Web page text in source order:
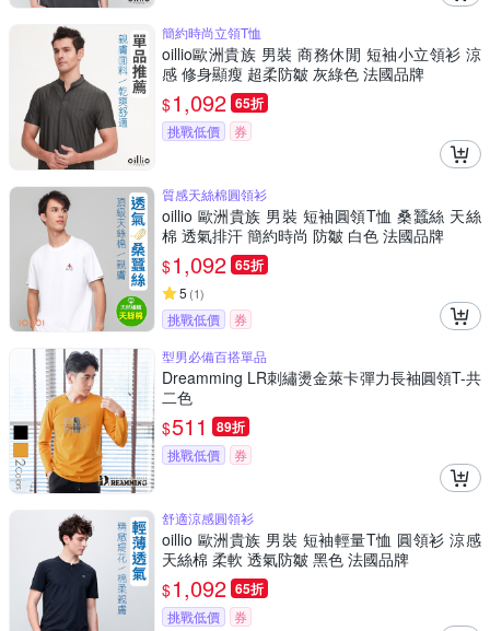
簡約時尚立領T恤
oillio歐洲貴族 男裝 商務休閒 短袖小立領衫 涼
感 修身顯瘦 超柔防皺 灰綠色 法國品牌
$1,092 65折
挑戰低價 券
質感天絲棉圓領衫
oillio 歐洲貴族 男裝 短袖圓領T恤 桑蠶絲 天絲
棉 透氣排汗 簡約時尚 防皺 白色 法國品牌
$1,092 65折
5 (1)
挑戰低價
券
型男必備百搭單品
Dreamming LR刺繡燙金萊卡彈力長袖圓領T-共
二色
$511 89折
挑戰低價 券
舒適涼感圓領衫
oillio 歐洲貴族 男裝 短袖輕量T恤 圓領衫 涼感
天絲棉 柔軟 透氣防皺 黑色 法國品牌
$1,092 65折
挑戰低價 券